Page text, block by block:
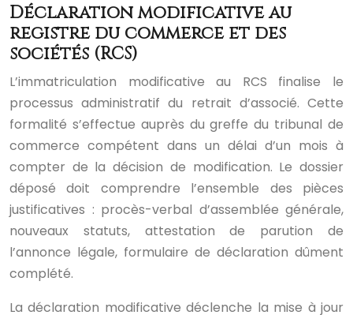
Déclaration modificative au
registre du commerce et des
sociétés (RCS)
L’immatriculation modificative au RCS finalise le
processus administratif du retrait d’associé. Cette
formalité s’effectue auprès du greffe du tribunal de
commerce compétent dans un délai d’un mois à
compter de la décision de modification. Le dossier
déposé doit comprendre l’ensemble des pièces
justificatives : procès-verbal d’assemblée générale,
nouveaux statuts, attestation de parution de
l’annonce légale, formulaire de déclaration dûment
complété.
La déclaration modificative déclenche la mise à jour